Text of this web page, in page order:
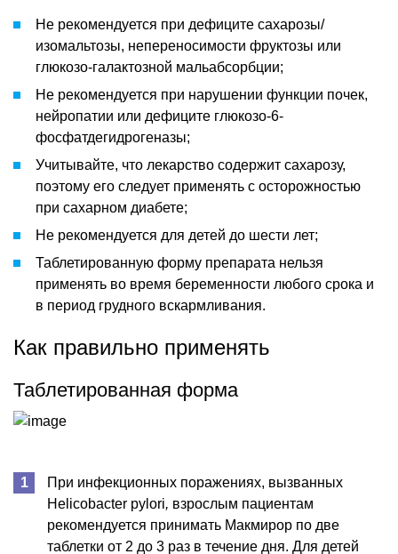
Не рекомендуется при дефиците сахарозы/
изомальтозы, непереносимости фруктозы или
глюкозо-галактозной мальабсорбции;
Не рекомендуется при нарушении функции почек,
нейропатии или дефиците глюкозо-6-
фосфатдегидрогеназы;
Учитывайте, что лекарство содержит сахарозу,
поэтому его следует применять с осторожностью
при сахарном диабете;
Не рекомендуется для детей до шести лет;
Таблетированную форму препарата нельзя
применять во время беременности любого срока и
в период грудного вскармливания.
Как правильно применять
Таблетированная форма
При инфекционных поражениях, вызванных
Helicobacter pylori, взрослым пациентам
рекомендуется принимать Макмирор по две
таблетки от 2 до 3 раз в течение дня. Для детей